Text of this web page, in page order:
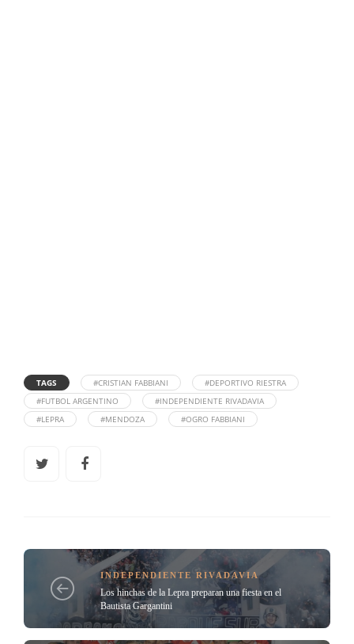
TAGS #CRISTIAN FABBIANI
#DEPORTIVO RIESTRA
#FUTBOL ARGENTINO
#INDEPENDIENTE RIVADAVIA
#LEPRA
#MENDOZA #OGRO FABBIANI
INDEPENDIENTE RIVADAVIA
Los hinchas de la Lepra preparan una fiesta en el
Bautista Gargantini